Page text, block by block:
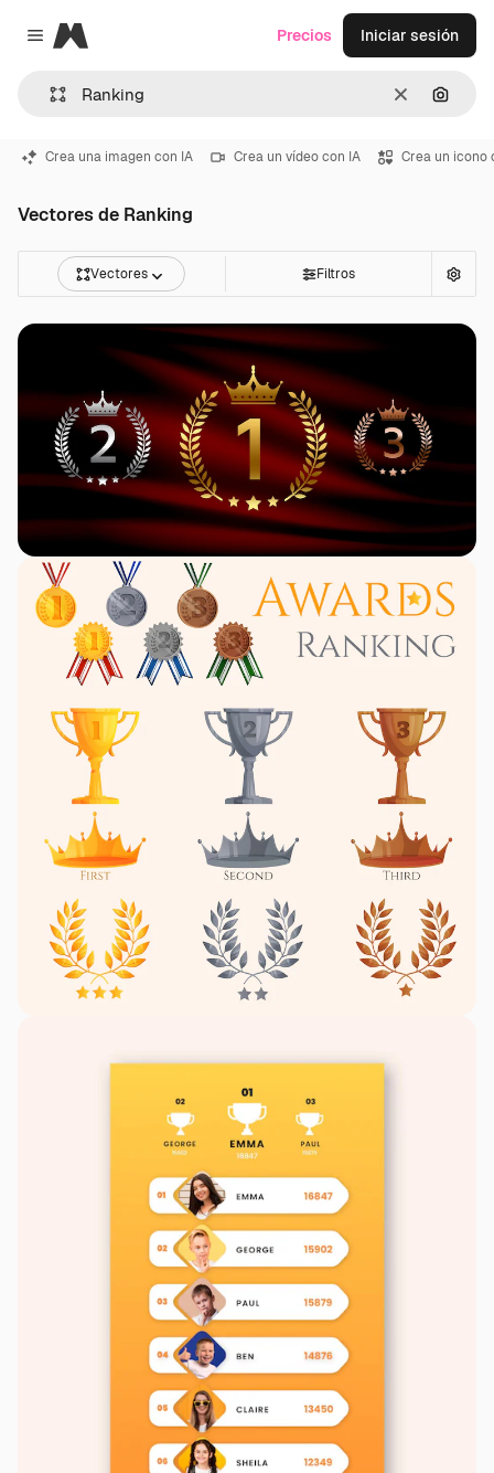
Close menu
Magnific
Borrar
Precios Iniciar sesión
Crea una imagen con IA Crea un vídeo con IA Crea un icono
Vectores de Ranking
Vectores Filtros